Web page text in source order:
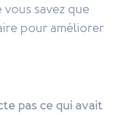
savez que
pour améliorer
pas ce qui avait